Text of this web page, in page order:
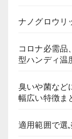
ナノグロウリ
コロナ必需品
型ハンディ温
臭いや菌など
幅広い特徴ま
適用範囲で選